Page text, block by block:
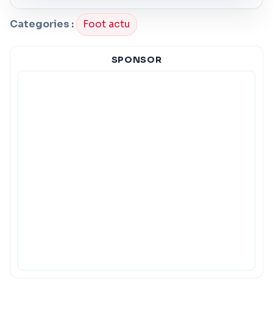
Categories : Foot actu
SPONSOR